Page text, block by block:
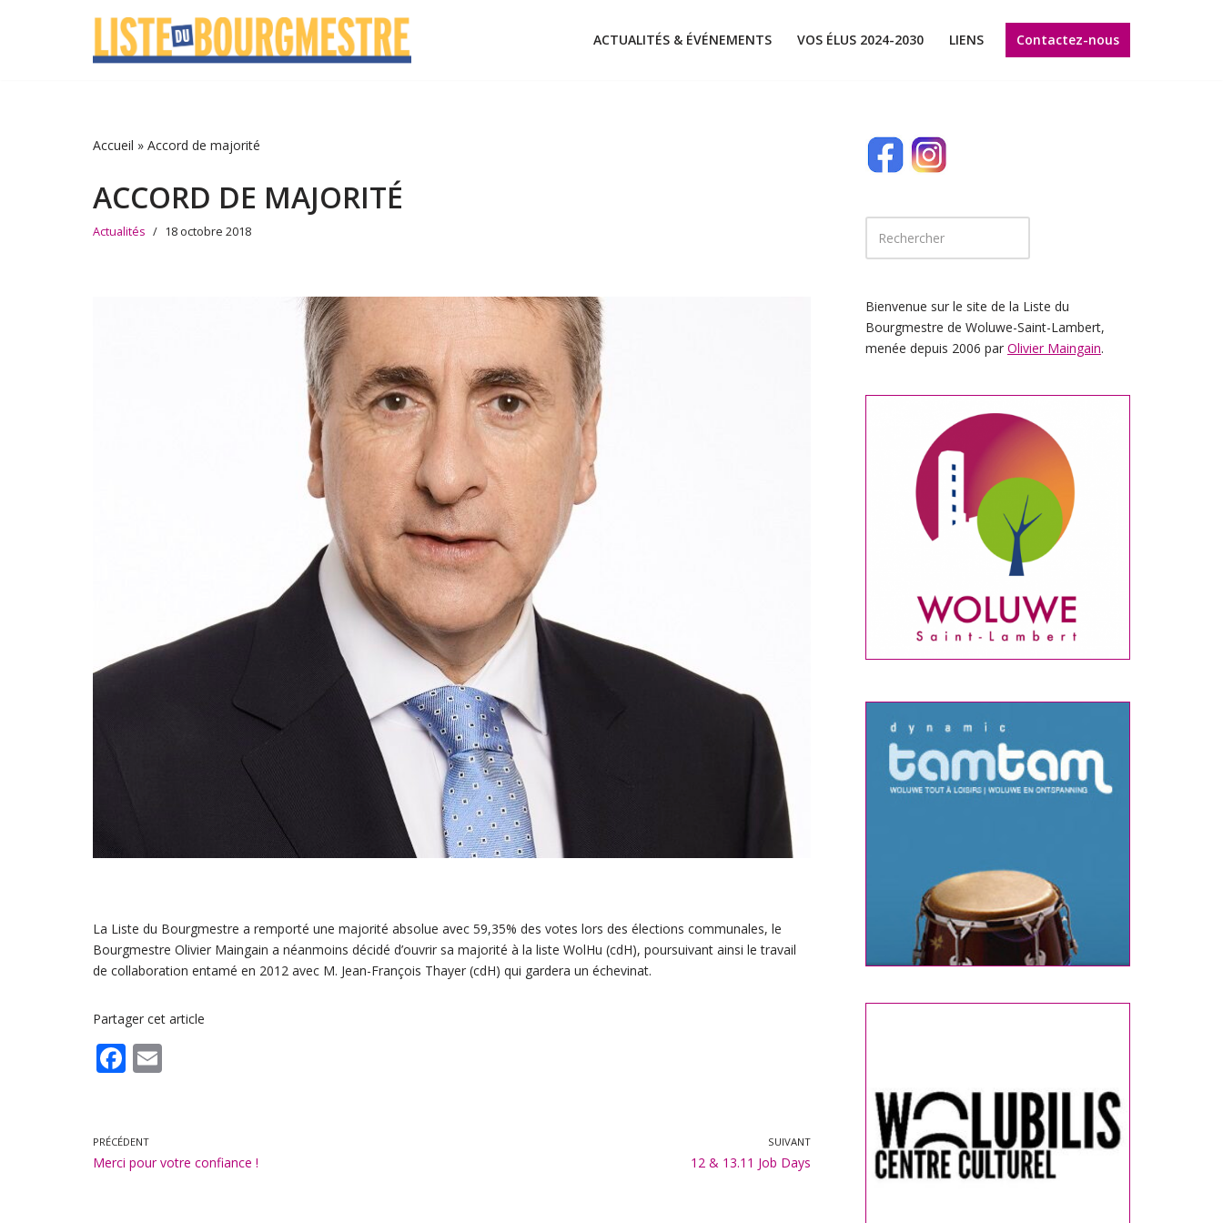
ACTUALITÉS & ÉVÉNEMENTS VOS ÉLUS 2024-2030 LIENS Contactez-nous
Accueil » Accord de majorité
ACCORD DE MAJORITÉ
Actualités 18 octobre 2018
La Liste du Bourgmestre a remporté une majorité absolue avec 59,35% des votes lors des élections communales, le
Bourgmestre Olivier Maingain a néanmoins décidé d’ouvrir sa majorité à la liste WolHu (cdH), poursuivant ainsi le travail
de collaboration entamé en 2012 avec M. Jean-François Thayer (cdH) qui gardera un échevinat.
Partager cet article
F
b
o
PRÉCÉDENT
Merci pour votre confiance !
SUIVANT
12 & 13.11 Job Days
Bienvenue sur le site de la Liste du
Bourgmestre de Woluwe-Saint-Lambert,
menée depuis 2006 par Olivier Maingain.